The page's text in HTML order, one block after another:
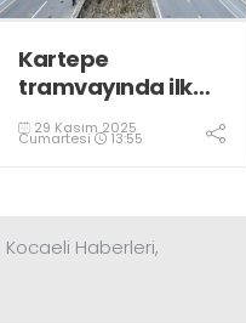
Kartepe
tramvayında ilk
kepçe vuruldu
29 Kasım 2025
Cumartesi 13:55
Haberleri,